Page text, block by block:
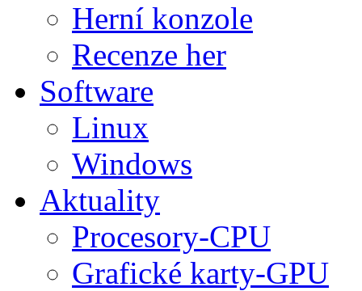
Herní konzole
Recenze her
Software
Linux
Windows
Aktuality
Procesory-CPU
Grafické karty-GPU